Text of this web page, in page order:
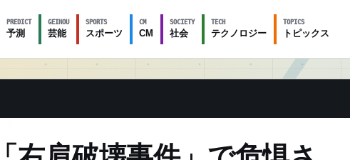
PREDICT
予測
GEINOU
芸能
SPORTS
スポーツ
CM
CM
SOCIETY
社会
TECH
テクノロジー
TOPICS
トピックス